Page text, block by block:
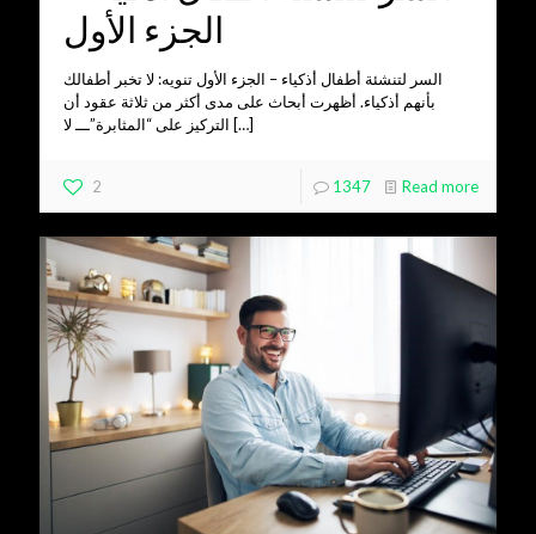
الجزء الأول
السر لتنشئة أطفال أذكياء – الجزء الأول تنويه: لا تخبر أطفالك
بأنهم أذكياء. أظهرت أبحاث على مدى أكثر من ثلاثة عقود أن
التركيز على “المثابرة”ـــ لا […]
2 1347 Read more